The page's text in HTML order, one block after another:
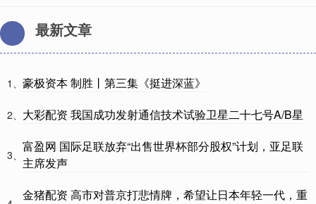
最新文章
1、 豪极资本 制胜丨第三集《挺进深蓝》
2、 大彩配资 我国成功发射通信技术试验卫星二十七号A/B星
3、
富盈网 国际足联放弃“出售世界杯部分股权”计划，亚足联
主席发声
金猪配资 高市对普京打悲情牌，希望让日本年轻一代，重